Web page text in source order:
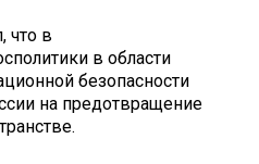
что в
в области
безопасности
на предотвращение